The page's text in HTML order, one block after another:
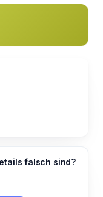
falsch sind?